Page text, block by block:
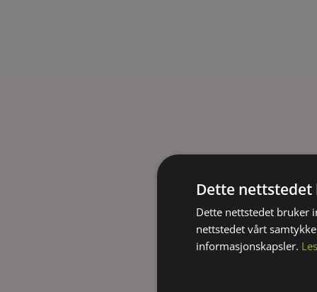
Dette
Dette nettstedet bruker
nettstedet vårt
informasjonskapsler.